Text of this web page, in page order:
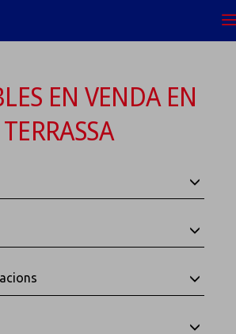
EN VENDA EN
TERRASSA